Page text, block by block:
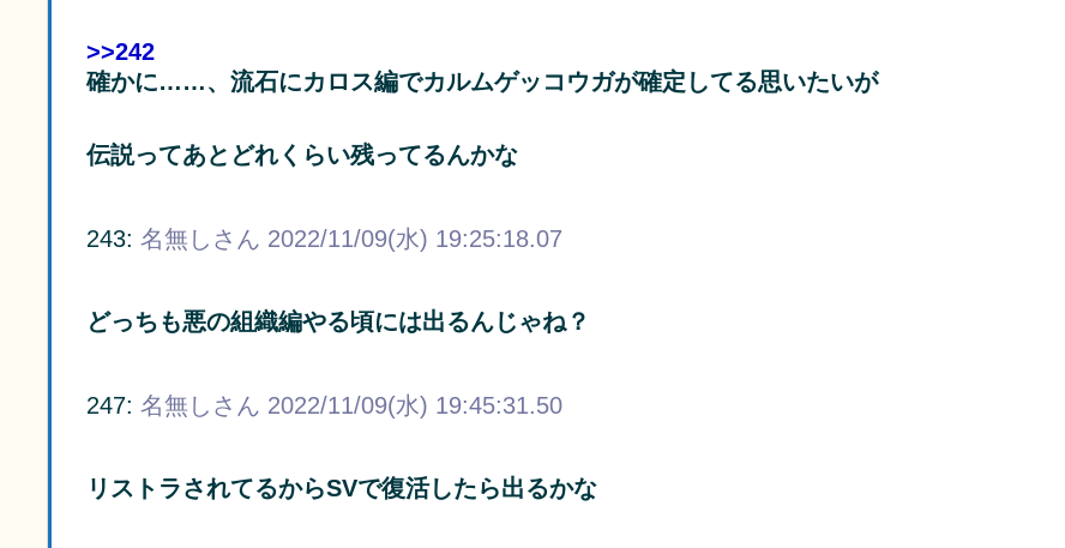
>>242
確かに……、流石にカロス編でカルムゲッコウガが確定してる思いたいが
伝説ってあとどれくらい残ってるんかな
243: 名無しさん 2022/11/09(水) 19:25:18.07
どっちも悪の組織編やる頃には出るんじゃね？
247: 名無しさん 2022/11/09(水) 19:45:31.50
リストラされてるからSVで復活したら出るかな